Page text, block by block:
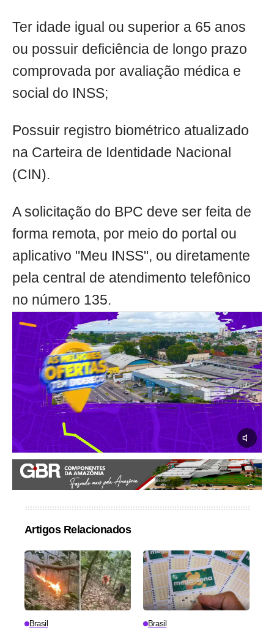
Ter idade igual ou superior a 65 anos
ou possuir deficiência de longo prazo
comprovada por avaliação médica e
social do INSS;
Possuir registro biométrico atualizado
na Carteira de Identidade Nacional
(CIN).
A solicitação do BPC deve ser feita de
forma remota, por meio do portal ou
aplicativo "Meu INSS", ou diretamente
pela central de atendimento telefônico
no número 135.
Artigos Relacionados
Brasil Brasil